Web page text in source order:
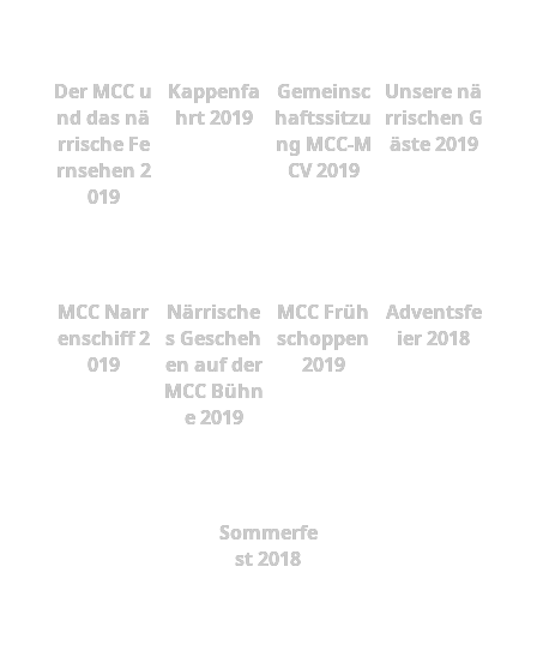
Der MCC u
nd das nä
rrische Fe
rnsehen 2
019
Kappenfa
hrt 2019
Gemeinsc
haftssitzu
ng MCC-M
CV 2019
Unsere nä
rrischen G
äste 2019
MCC Narr
enschiff 2
019
Närrische
s Gescheh
en auf der
MCC Bühn
e 2019
MCC Früh
schoppen
2019
Adventsfe
ier 2018
Sommerfe
st 2018